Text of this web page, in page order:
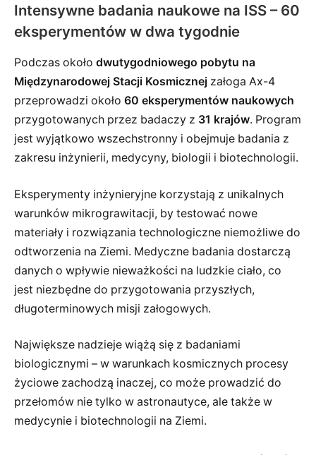
Intensywne badania naukowe na ISS – 60
eksperymentów w dwa tygodnie
Podczas około dwutygodniowego pobytu na
Międzynarodowej Stacji Kosmicznej załoga Ax-4
przeprowadzi około 60 eksperymentów naukowych
przygotowanych przez badaczy z 31 krajów. Program
jest wyjątkowo wszechstronny i obejmuje badania z
zakresu inżynierii, medycyny, biologii i biotechnologii.
Eksperymenty inżynieryjne korzystają z unikalnych
warunków mikrograwitacji, by testować nowe
materiały i rozwiązania technologiczne niemożliwe do
odtworzenia na Ziemi. Medyczne badania dostarczą
danych o wpływie nieważkości na ludzkie ciało, co
jest niezbędne do przygotowania przyszłych,
długoterminowych misji załogowych.
Największe nadzieje wiążą się z badaniami
biologicznymi – w warunkach kosmicznych procesy
życiowe zachodzą inaczej, co może prowadzić do
przełomów nie tylko w astronautyce, ale także w
medycynie i biotechnologii na Ziemi.